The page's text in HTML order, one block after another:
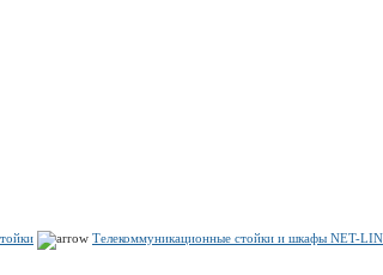
Телекоммуникационные стойки и шкафы NET-